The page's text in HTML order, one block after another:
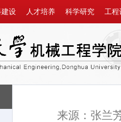
设 人才培养 科学研究 工程
来源：张兰